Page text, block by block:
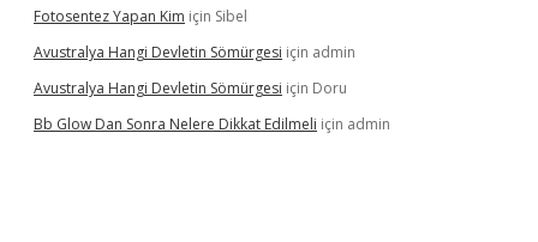
Fotosentez Yapan Kim için Sibel
Avustralya Hangi Devletin Sömürgesi için admin
Avustralya Hangi Devletin Sömürgesi için Doru
Bb Glow Dan Sonra Nelere Dikkat Edilmeli için admin